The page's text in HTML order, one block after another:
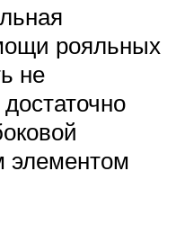
рояльных
не
элементом